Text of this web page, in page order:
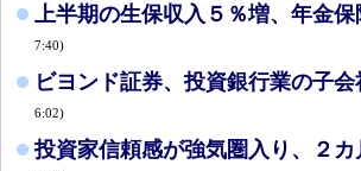
上半期の生保収入５％増、年金
7:40)
ビヨンド証券、投資銀行業の子
6:02)
投資家信頼感が強気圏入り、２